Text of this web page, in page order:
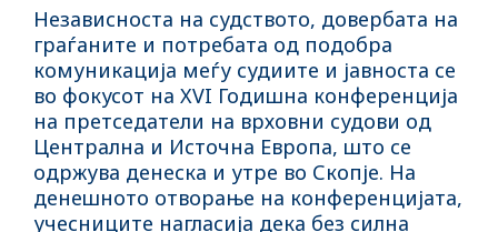
Независноста на судството, довербата на
граѓаните и потребата од подобра
комуникација меѓу судиите и јавноста се
во фокусот на XVI Годишна конференција
на претседатели на врховни судови од
Централна и Источна Европа, што се
одржува денеска и утре во Скопје. На
денешното отворање на конференцијата,
учесниците нагласија дека без силна